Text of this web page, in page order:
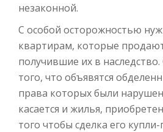
незаконной.
С особой осторожностью
квартирам, которые
получившие их в
того, что объявятся
права которых были
касается и жилья,
того чтобы сделка его